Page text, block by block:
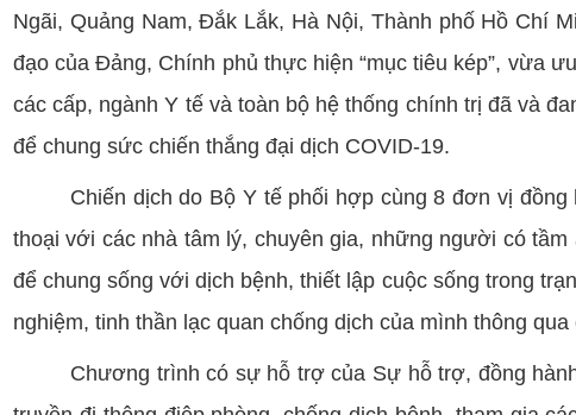
Ngãi, Quảng Nam, Đắk Lắk, Hà Nội, Thành phố Hồ Chí
đạo của Đảng, Chính phủ thực hiện “mục tiêu kép”, vừa
các cấp, ngành Y tế và toàn bộ hệ thống chính trị đã và
để chung sức chiến thắng đại dịch COVID-19.
Chiến dịch do Bộ Y tế phối hợp cùng 8 đơn vị
thoại với các nhà tâm lý, chuyên gia, những người có
để chung sống với dịch bệnh, thiết lập cuộc sống trong
nghiệm, tinh thần lạc quan chống dịch của mình thông
Chương trình có sự hỗ trợ của Sự hỗ trợ, đồng